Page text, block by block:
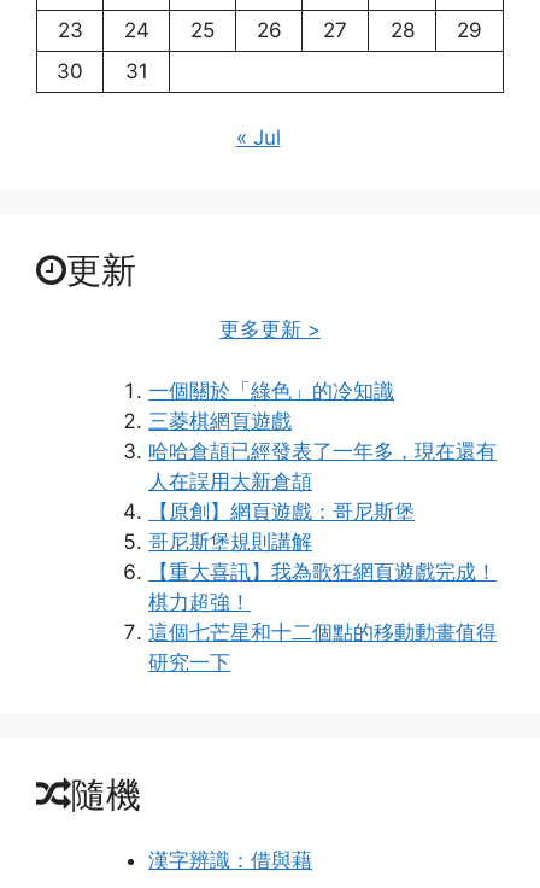
23
24 25 26 27 28
29
30
31
« Jul
更新
更多更新 >
一個關於「綠色」的冷知識
三菱棋網頁遊戲
哈哈倉頡已經發表了一年多，現在還有
人在誤用大新倉頡
【原創】網頁遊戲：哥尼斯堡
哥尼斯堡規則講解
【重大喜訊】我為歌狂網頁遊戲完成！
棋力超強！
這個七芒星和十二個點的移動動畫值得
研究一下
隨機
漢字辨識：借與藉